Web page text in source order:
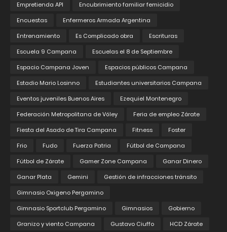
Empretienda API
Encubrimiento familiar femicidio
Encuestas
Enfermeros Armada Argentina
Entrenamiento
Es Complicado obra
Escrituras
Escuela 9 Campana
Escuelas el 8 de Septiembre
Espacio Campana Joven
Espacios públicos Campana
Estadio Mario Losinno
Estudiantes universitarios Campana
Eventos juveniles Buenos Aires
Ezequiel Montenegro
Federación Metropolitana de Vóley
Feria de empleo Zárate
Fiesta del Asado de Tira Campana
Fitness
Foster
Frio
Fudo Fuerza Patria
Fútbol de Campana
Fútbol de Zárate
Gamer Zone Campana
Ganar Dinero
Ganar Plata
Gemini
Gestión de infracciones tránsito
Gimnasio Oxigeno Pergamino
Gimnasio Sportclub Pergamino
Gimnasios
Gobierno
Granizo y viento Campana
Gustavo Ciuffo
HCD Zárate